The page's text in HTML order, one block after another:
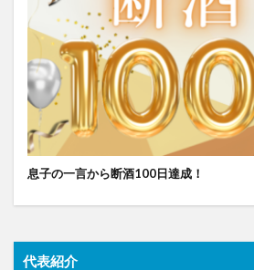
息子の一言から断酒100日達成！
代表紹介